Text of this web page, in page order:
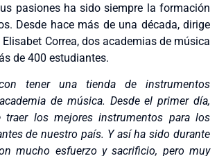
pasiones ha sido siempre la formación
Desde hace más de una década, dirige
Correa, dos academias de música
de 400 estudiantes.
tener una tienda de instrumentos
de música. Desde el primer día,
los mejores instrumentos para los
de nuestro país. Y así ha sido durante
mucho esfuerzo y sacrificio, pero muy